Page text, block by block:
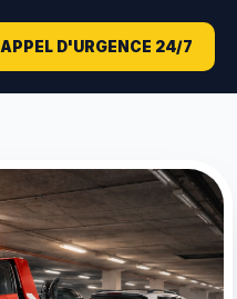
APPEL D'URGENCE 24/7